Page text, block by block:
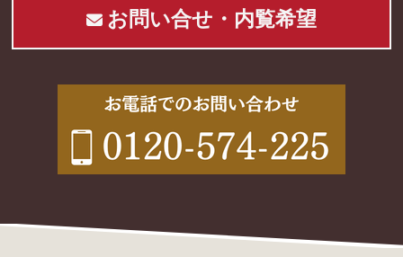
お問い合せ・内覧希望